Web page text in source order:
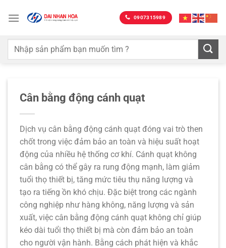
qua
dung
0907315989
Cân bằng động cánh quạt
Dịch vụ cân bằng động cánh quạt đóng vai trò then
chốt trong việc đảm bảo an toàn và hiệu suất hoạt
động của nhiều hệ thống cơ khí. Cánh quạt không
cân bằng có thể gây ra rung động mạnh, làm giảm
tuổi thọ thiết bị, tăng mức tiêu thụ năng lượng và
tạo ra tiếng ồn khó chịu. Đặc biệt trong các ngành
công nghiệp như hàng không, năng lượng và sản
xuất, việc cân bằng động cánh quạt không chỉ giúp
kéo dài tuổi thọ thiết bị mà còn đảm bảo an toàn
cho người vận hành. Bằng cách phát hiện và khắc